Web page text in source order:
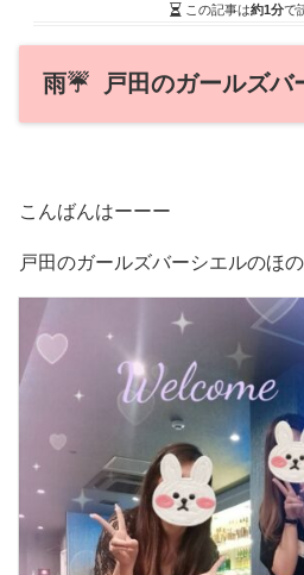
この記事は約1分で
雨☔️ 戸田のガールズバ
こんばんはーーー
戸田のガールズバーシエルのほ